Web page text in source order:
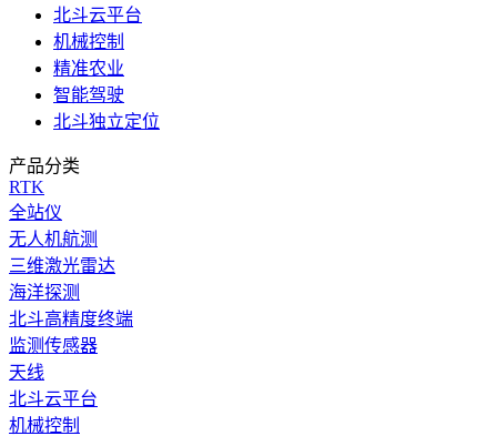
北斗云平台
机械控制
精准农业
智能驾驶
北斗独立定位
产品分类
RTK
全站仪
无人机航测
三维激光雷达
海洋探测
北斗高精度终端
监测传感器
天线
北斗云平台
机械控制